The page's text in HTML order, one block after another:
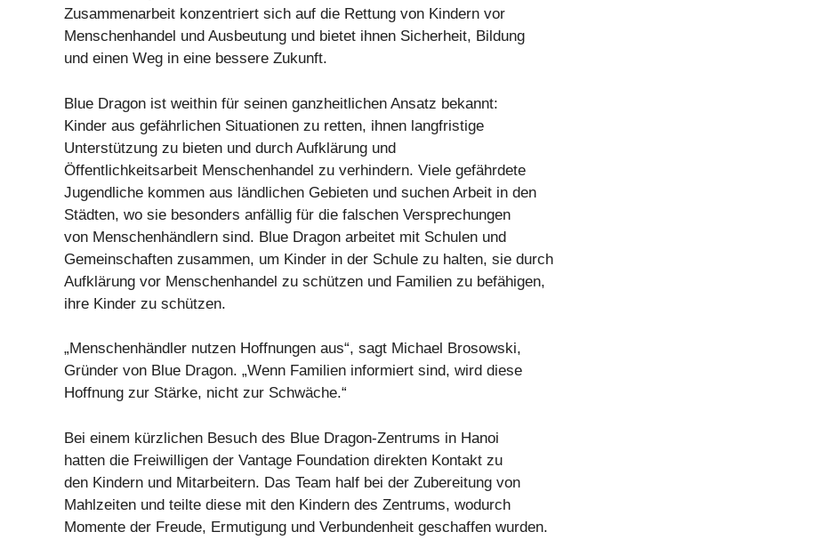
Zusammenarbeit konzentriert sich auf die Rettung von Kindern vor
Menschenhandel und Ausbeutung und bietet ihnen Sicherheit, Bildung
und einen Weg in eine bessere Zukunft.
Blue Dragon ist weithin für seinen ganzheitlichen Ansatz bekannt:
Kinder aus gefährlichen Situationen zu retten, ihnen langfristige
Unterstützung zu bieten und durch Aufklärung und
Öffentlichkeitsarbeit Menschenhandel zu verhindern. Viele gefährdete
Jugendliche kommen aus ländlichen Gebieten und suchen Arbeit in den
Städten, wo sie besonders anfällig für die falschen Versprechungen
von Menschenhändlern sind. Blue Dragon arbeitet mit Schulen und
Gemeinschaften zusammen, um Kinder in der Schule zu halten, sie durch
Aufklärung vor Menschenhandel zu schützen und Familien zu befähigen,
ihre Kinder zu schützen.
„Menschenhändler nutzen Hoffnungen aus“, sagt Michael Brosowski,
Gründer von Blue Dragon. „Wenn Familien informiert sind, wird diese
Hoffnung zur Stärke, nicht zur Schwäche.“
Bei einem kürzlichen Besuch des Blue Dragon-Zentrums in Hanoi
hatten die Freiwilligen der Vantage Foundation direkten Kontakt zu
den Kindern und Mitarbeitern. Das Team half bei der Zubereitung von
Mahlzeiten und teilte diese mit den Kindern des Zentrums, wodurch
Momente der Freude, Ermutigung und Verbundenheit geschaffen wurden.